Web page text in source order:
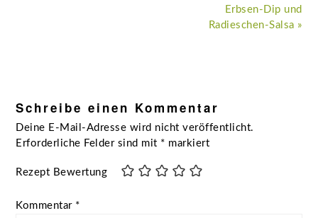
Erbsen-Dip und
Radieschen-Salsa »
Schreibe einen Kommentar
Deine E-Mail-Adresse wird nicht veröffentlicht.
Erforderliche Felder sind mit * markiert
Rezept Bewertung
Kommentar *